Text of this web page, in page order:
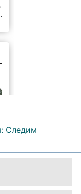
Следим